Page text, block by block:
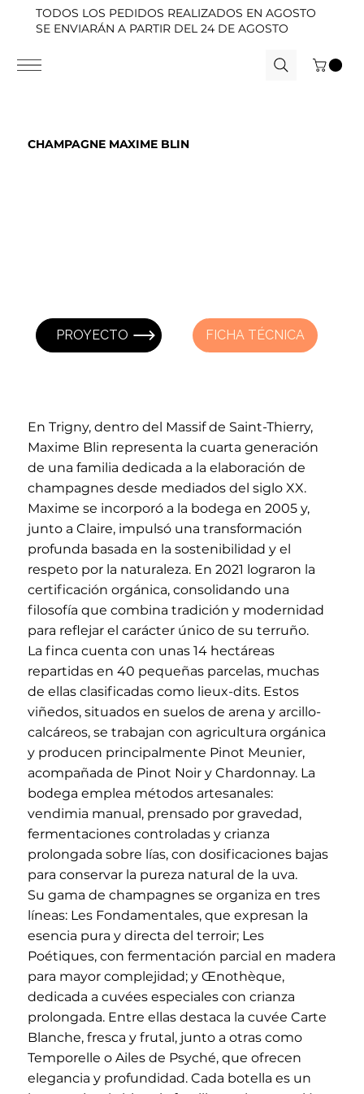
TODOS LOS PEDIDOS REALIZADOS EN AGOSTO
SE ENVIARÁN A PARTIR DEL 24 DE AGOSTO
CHAMPAGNE MAXIME BLIN
PROYECTO FICHA TÉCNICA
En Trigny, dentro del Massif de Saint-Thierry,
Maxime Blin representa la cuarta generación
de una familia dedicada a la elaboración de
champagnes desde mediados del siglo XX.
Maxime se incorporó a la bodega en 2005 y,
junto a Claire, impulsó una transformación
profunda basada en la sostenibilidad y el
respeto por la naturaleza. En 2021 lograron la
certificación orgánica, consolidando una
filosofía que combina tradición y modernidad
para reflejar el carácter único de su terruño.
La finca cuenta con unas 14 hectáreas
repartidas en 40 pequeñas parcelas, muchas
de ellas clasificadas como lieux-dits. Estos
viñedos, situados en suelos de arena y arcillo-
calcáreos, se trabajan con agricultura orgánica
y producen principalmente Pinot Meunier,
acompañada de Pinot Noir y Chardonnay. La
bodega emplea métodos artesanales:
vendimia manual, prensado por gravedad,
fermentaciones controladas y crianza
prolongada sobre lías, con dosificaciones bajas
para conservar la pureza natural de la uva.
Su gama de champagnes se organiza en tres
líneas: Les Fondamentales, que expresan la
esencia pura y directa del terroir; Les
Poétiques, con fermentación parcial en madera
para mayor complejidad; y Œnothèque,
dedicada a cuvées especiales con crianza
prolongada. Entre ellas destaca la cuvée Carte
Blanche, fresca y frutal, junto a otras como
Temporelle o Ailes de Psyché, que ofrecen
elegancia y profundidad. Cada botella es un